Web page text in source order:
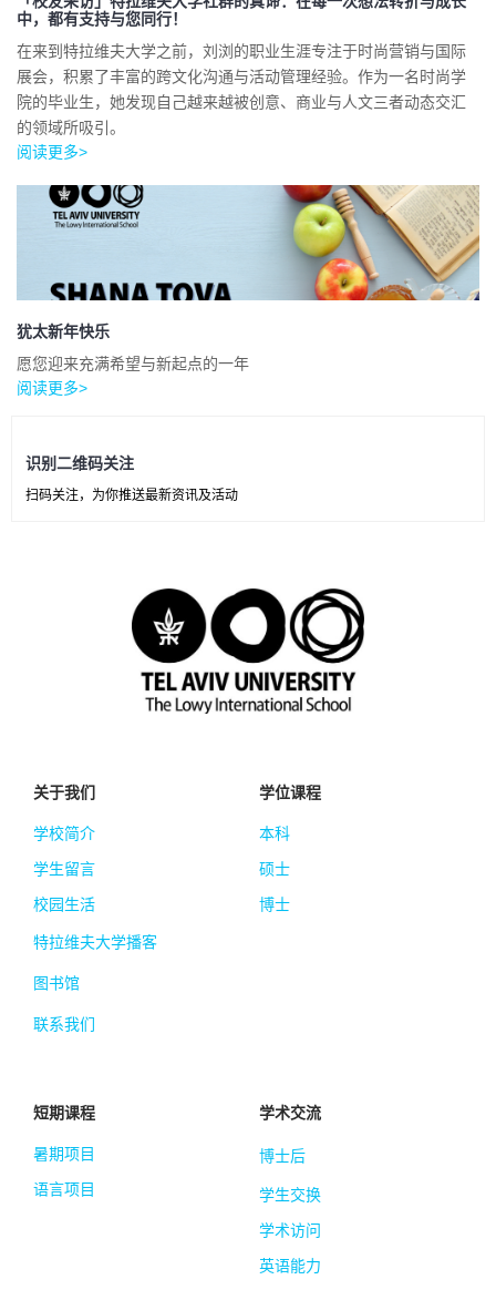
中，都有支持与您同行！
在来到特拉维夫大学之前，刘浏的职业生涯专注于时尚营销与国际
展会，积累了丰富的跨文化沟通与活动管理经验。作为一名时尚学
院的毕业生，她发现自己越来越被创意、商业与人文三者动态交汇
的领域所吸引。
阅读更多>
犹太新年快乐
愿您迎来充满希望与新起点的一年
阅读更多>
识别二维码关注
扫码关注，为你推送最新资讯及活动
关于我们
学校简介
学生留言
校园生活
特拉维夫大学播客
图书馆
联系我们
学位课程
本科
硕士
博士
短期课程
暑期项目
语言项目
学术交流
博士后
学生交换
学术访问
英语能力